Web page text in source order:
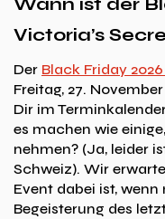
Victoria’s
Der Black Friday
Freitag, 27.
Dir im
es machen wie
nehmen? (Ja, leider
Schweiz). Wir
Event dabei ist,
Begeisterung des